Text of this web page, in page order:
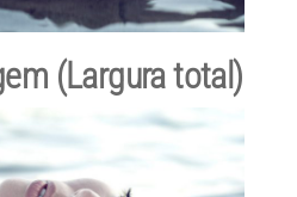
(Largura total)